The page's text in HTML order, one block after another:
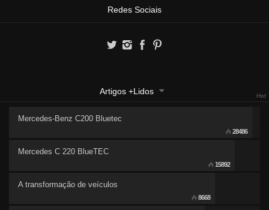
Redes Sociais
Artigos +Lidos Hot
Mercedes-Benz C200 Bluetec
28486
Mercedes C 220 BlueTEC
15892
A transformação de veículos
8668